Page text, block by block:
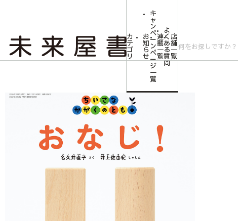
カ
テ
ゴ
リ
お
知
ら
せ
キ
ャ
ン
ペ
ー
ン
ペ
ー
ジ
一
覧
連
載
一
覧
よ
く
あ
る
質
問
店
舗
一
覧
<ちいさなかがくのとも>おなじ！